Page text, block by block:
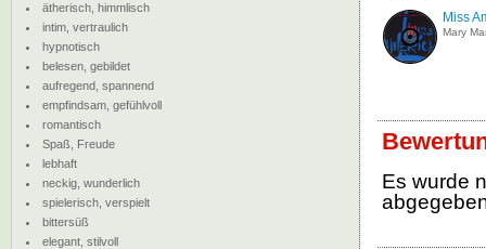
Miss
Mary
Es wurde
ätherisch, himmlisch
intim, vertraulich
hypnotisch
belesen, gebildet
aufregend, spannend
empfindsam, gefühlvoll
romantisch
Spaß, Freude
lebhaft
neckig, wunderlich
spielerisch, verspielt
bittersüß
elegant, stilvoll